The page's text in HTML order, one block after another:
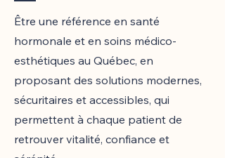
Être une référence en santé
hormonale et en soins médico-
esthétiques au Québec, en
proposant des solutions modernes,
sécuritaires et accessibles, qui
permettent à chaque patient de
retrouver vitalité, confiance et